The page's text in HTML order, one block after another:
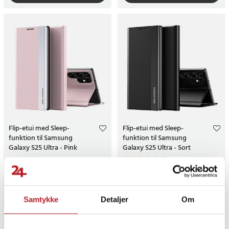
Samtykke Detaljer Om
Flip-etui med Sleep-
funktion til Samsung
Galaxy S25 Ultra - Pink
Pris:
59 kr.
Midlertidigt lukket, dato ikke bekræftet
Gå til
Flip-etui med Sleep-
funktion til Samsung
Galaxy S25 Ultra - Sort
1
Midlertidigt lukket, dato ikke